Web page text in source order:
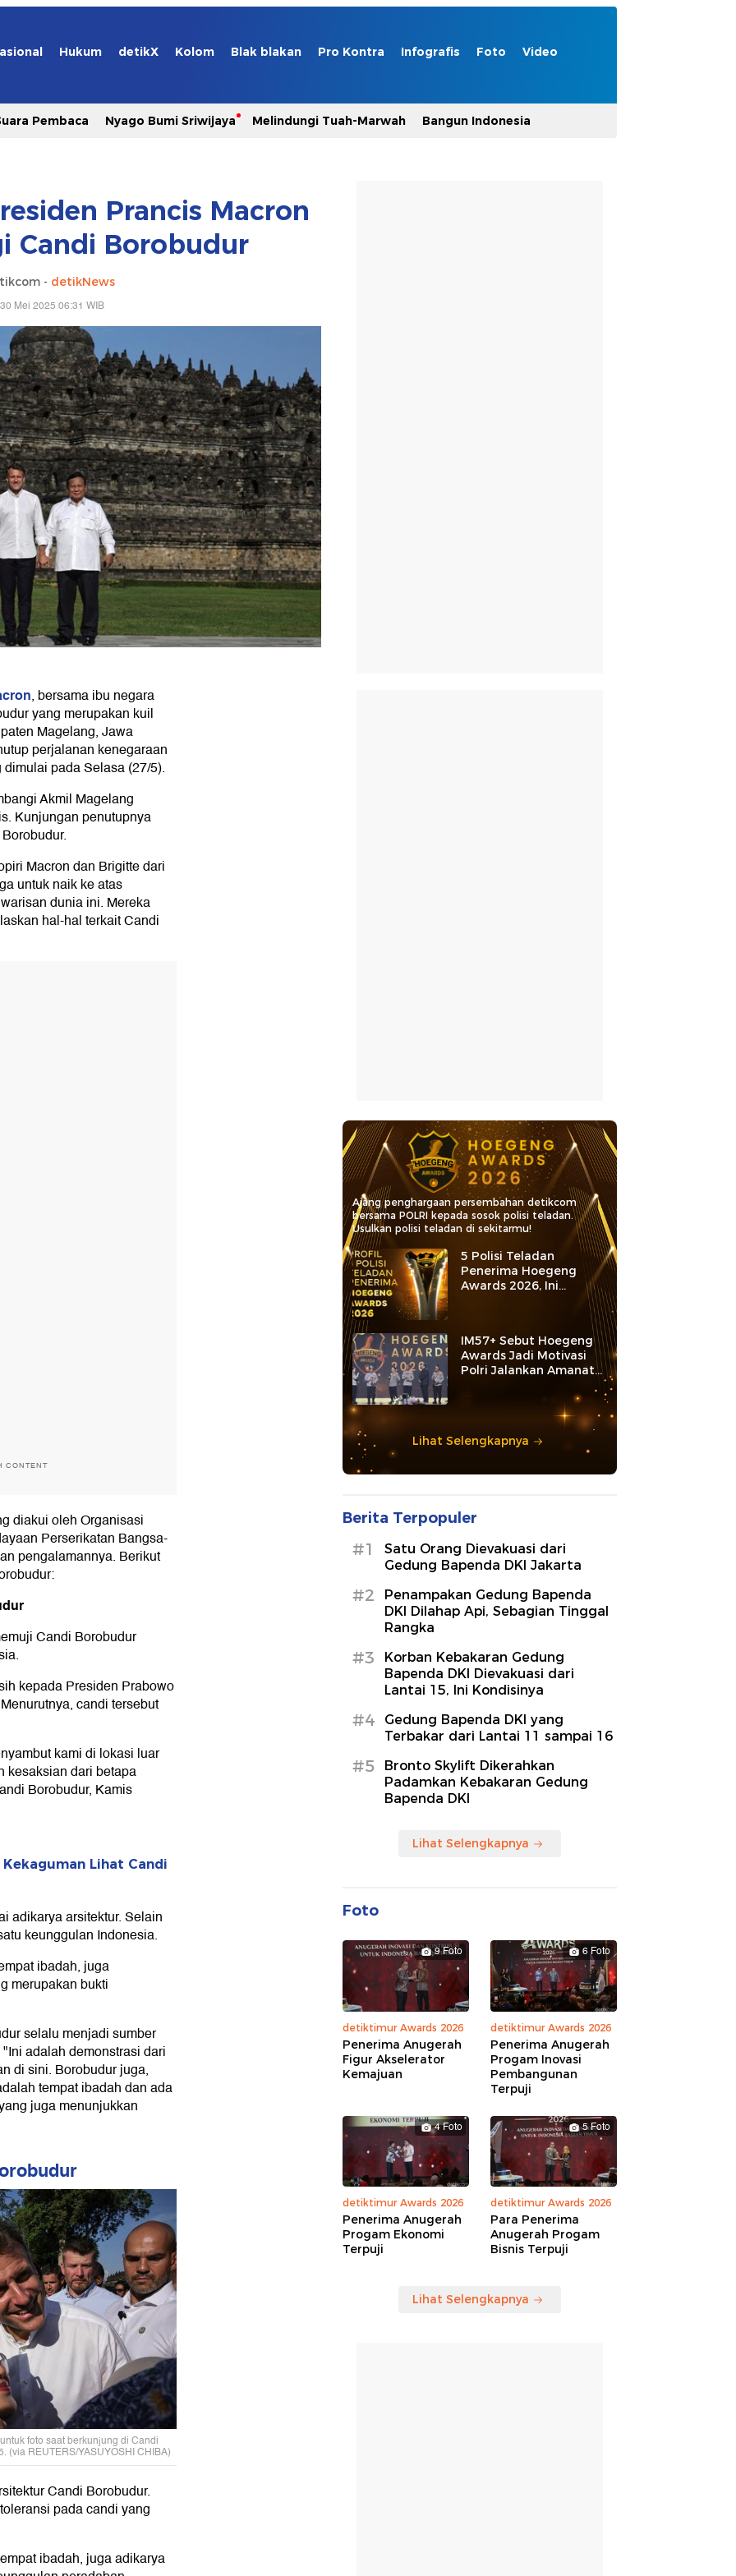
Hukum detikX Kolom Blak blakan Pro Kontra Infografis Foto Video
Pembaca Nyago Bumi Sriwijaya Melindungi Tuah-Marwah Bangun Indonesia
Prancis Macron
Candi Borobudur
- detikNews
Mei 2025 06:31 WIB
, bersama ibu negara
yang merupakan kuil
Magelang, Jawa
perjalanan kenegaraan
pada Selasa (27/5).
Akmil Magelang
Kunjungan penutupnya
Macron dan Brigitte dari
untuk naik ke atas
dunia ini. Mereka
hal-hal terkait Candi
CONTENT
diakui oleh Organisasi
Perserikatan Bangsa-
pengalamannya. Berikut
Candi Borobudur
kepada Presiden Prabowo
candi tersebut
kami di lokasi luar
kesaksian dari betapa
Borobudur, Kamis
Lihat Candi
adikarya arsitektur. Selain
keunggulan Indonesia.
ibadah, juga
merupakan bukti
selalu menjadi sumber
adalah demonstrasi dari
di sini. Borobudur juga,
tempat ibadah dan ada
juga menunjukkan
foto saat berkunjung di Candi
(via REUTERS/YASUYOSHI CHIBA)
Candi Borobudur.
pada candi yang
ibadah, juga adikarya
Ajang penghargaan persembahan detikcom
bersama POLRI kepada sosok polisi teladan.
Usulkan polisi teladan di sekitarmu!
5 Polisi Teladan
Penerima Hoegeng
Awards 2026, Ini
Kategori dan Kiprahnya
IM57+ Sebut Hoegeng
Awards Jadi Motivasi
Polri Jalankan Amanat
Lihat Selengkapnya
Berita Terpopuler
#1
Satu Orang Dievakuasi dari
Gedung Bapenda DKI Jakarta
#2
Penampakan Gedung Bapenda
DKI Dilahap Api, Sebagian Tinggal
Rangka
#3
Korban Kebakaran Gedung
Bapenda DKI Dievakuasi dari
Lantai 15, Ini Kondisinya
#4
Gedung Bapenda DKI yang
Terbakar dari Lantai 11 sampai 16
#5
Bronto Skylift Dikerahkan
Padamkan Kebakaran Gedung
Bapenda DKI
Lihat Selengkapnya
Foto
9 Foto
detiktimur Awards 2026
Penerima Anugerah
Figur Akselerator
Kemajuan
6 Foto
detiktimur Awards 2026
Penerima Anugerah
Progam Inovasi
Pembangunan
Terpuji
4 Foto
detiktimur Awards 2026
Penerima Anugerah
Progam Ekonomi
Terpuji
5 Foto
detiktimur Awards 2026
Para Penerima
Anugerah Progam
Bisnis Terpuji
Lihat Selengkapnya